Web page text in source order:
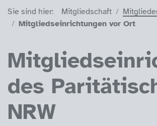
Sie sind hier (Breadcrumb)
Sie sind hier: Mitgliedschaft
Mitgliedseinrichtungen vor Ort
des
NRW